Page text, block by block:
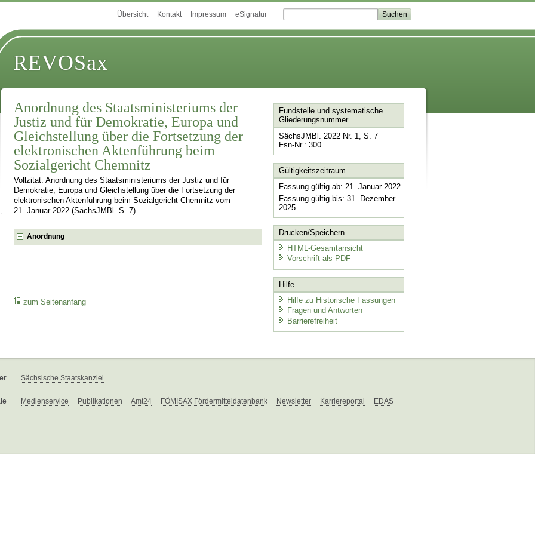
Übersicht Kontakt Impressum eSignatur
REVOSax
Anordnung des Staatsministeriums der
Justiz und für Demokratie, Europa und
Gleichstellung über die Fortsetzung der
elektronischen Aktenführung beim
Sozialgericht Chemnitz
Vollzitat: Anordnung des Staatsministeriums der Justiz und für
Demokratie, Europa und Gleichstellung über die Fortsetzung der
elektronischen Aktenführung beim Sozialgericht Chemnitz vom
21. Januar 2022 (SächsJMBl. S. 7)
Anordnung
zum Seitenanfang
Fundstelle und systematische
Gliederungsnummer
SächsJMBl. 2022 Nr. 1, S. 7
Fsn-Nr.: 300
Gültigkeitszeitraum
Fassung gültig ab: 21. Januar 2022
Fassung gültig bis: 31. Dezember
2025
Drucken/Speichern
HTML-Gesamtansicht
Vorschrift als PDF
Hilfe
Hilfe zu Historische Fassungen
Fragen und Antworten
Barrierefreiheit
Sächsische Staatskanzlei
Medienservice Publikationen Amt24 FÖMISAX Fördermitteldatenbank Newsletter Karriereportal EDAS